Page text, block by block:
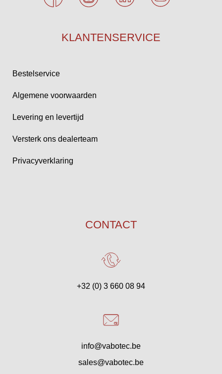
KLANTENSERVICE
Bestelservice
Algemene voorwaarden
Levering en levertijd
Versterk ons dealerteam
Privacyverklaring
CONTACT
+32 (0) 3 660 08 94
info@vabotec.be
sales@vabotec.be